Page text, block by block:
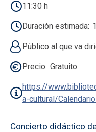
11:30 h
Duración estimada
Público al que va
Precio Gratuito.
https://
a-cultural/
Concierto didáctico